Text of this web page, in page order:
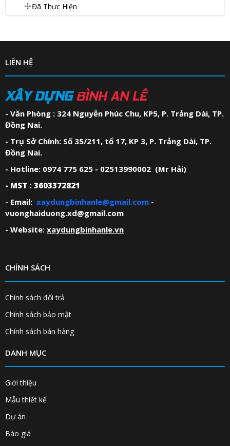
Đã Thực Hiện
LIÊN HỆ
XÂY DỰNG BÌNH AN LÊ
- Văn Phòng : 324 Nguyễn Phúc Chu, KP5, P. Trảng Dài, TP.
Đồng Nai.
- Trụ Sở Chính: Số 35/211, tổ 17, KP 3, P. Trảng Dài, TP.
Đồng Nai.
- Hotline: 0974 775 625 - 02513990002 (Mr Hải)
- MST : 3603372821
- Email: xaydungbinhanle@gmail.com -
vuonghaiduong.xd@gmail.com
- Website: xaydungbinhanle.vn
CHÍNH SÁCH
Chính sách đổi trả
Chính sách bảo mật
Chính sách bán hàng
DANH MỤC
Giới thiệu
Mẫu thiết kế
Dự án
Báo giá